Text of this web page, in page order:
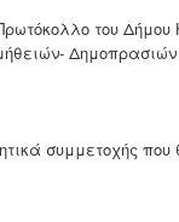
του Δήμου
συμμετοχής